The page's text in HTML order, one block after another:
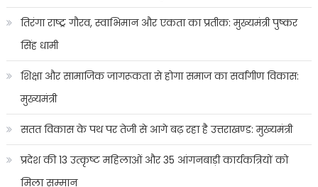
तिरंगा राष्ट्र गौरव, स्वाभिमान और एकता का प्रतीक: मुख्यमंत्री पुष्कर
सिंह धामी
शिक्षा और सामाजिक जागरूकता से होगा समाज का सर्वांगीण विकास:
मुख्यमंत्री
सतत विकास के पथ पर तेजी से आगे बढ़ रहा है उत्तराखण्ड: मुख्यमंत्री
प्रदेश की 13 उत्कृष्ट महिलाओं और 35 आंगनबाड़ी कार्यकत्रियों को
मिला सम्मान